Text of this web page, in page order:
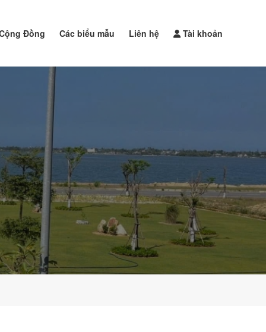
Đồng Các biểu mẫu Liên hệ Tài khoản
Đăng tin